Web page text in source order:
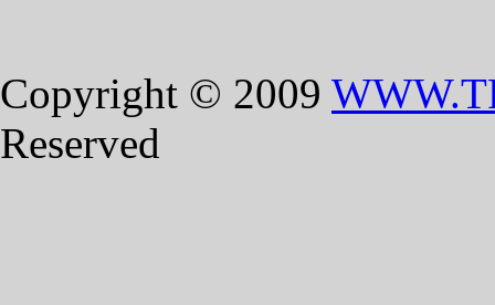
Copyright © 2009
Reserved